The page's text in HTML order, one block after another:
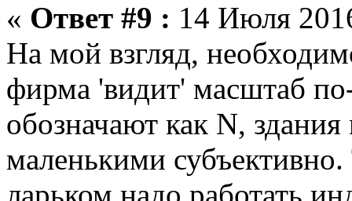
« Ответ #9 : 14 Июля
На мой взгляд,
фирма 'видит' масштаб
обозначают как N,
маленькими